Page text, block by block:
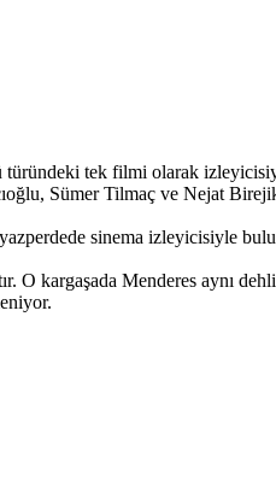
türündeki tek filmi olarak
Sümer Tilmaç ve Nejat
sinema izleyicisiyle
O kargaşada Menderes aynı